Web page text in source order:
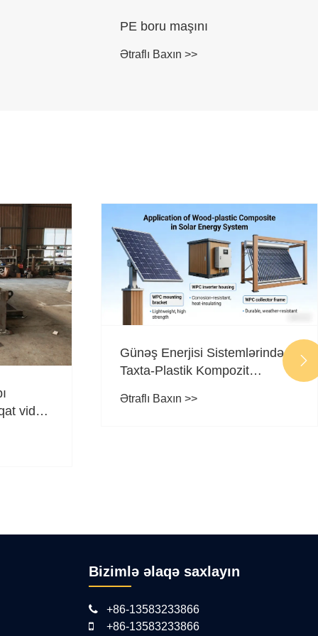
PE boru maşını
Ətraflı Baxın >>
vidalı
Günəş Enerjisi Sistemlərində
Taxta-Plastik Kompozit
Ətraflı Baxın >>

Bizimlə əlaqə saxlayın
+86-13583233866
+86-13583233866